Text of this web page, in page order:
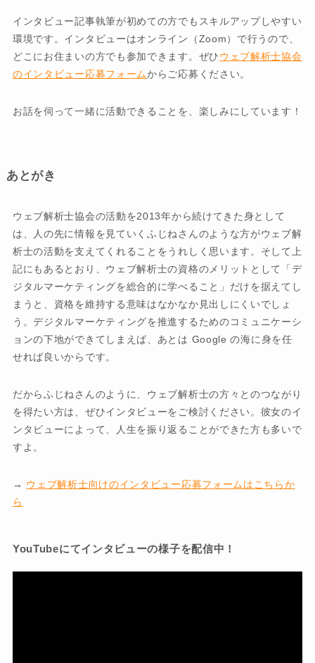
インタビュー記事執筆が初めての方でもスキルアップしやすい
環境です。インタビューはオンライン（Zoom）で行うので、
どこにお住まいの方でも参加できます。ぜひウェブ解析士協会
のインタビュー応募フォームからご応募ください。
お話を伺って一緒に活動できることを、楽しみにしています！
あとがき
ウェブ解析士協会の活動を2013年から続けてきた身として
は、人の先に情報を見ていくふじねさんのような方がウェブ解
析士の活動を支えてくれることをうれしく思います。そして上
記にもあるとおり、ウェブ解析士の資格のメリットとして「デ
ジタルマーケティングを総合的に学べること」だけを据えてし
まうと、資格を維持する意味はなかなか見出しにくいでしょ
う。デジタルマーケティングを推進するためのコミュニケーシ
ョンの下地ができてしまえば、あとは Google の海に身を任
せれば良いからです。
だからふじねさんのように、ウェブ解析士の方々とのつながり
を得たい方は、ぜひインタビューをご検討ください。彼女のイ
ンタビューによって、人生を振り返ることができた方も多いで
すよ。
→ ウェブ解析士向けのインタビュー応募フォームはこちらか
ら
YouTubeにてインタビューの様子を配信中！